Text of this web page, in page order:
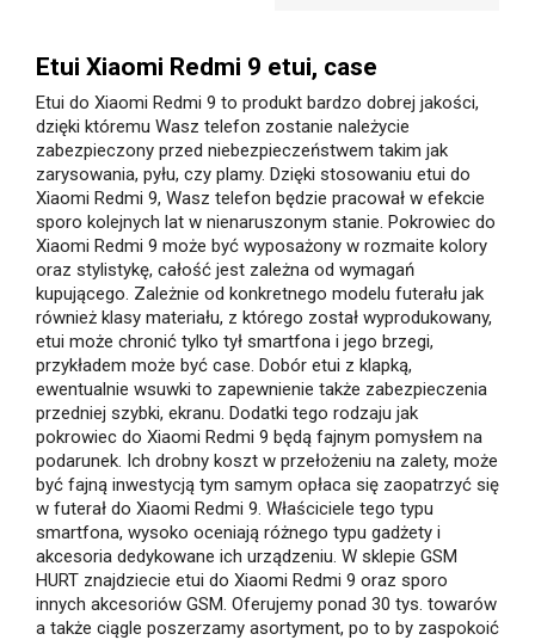
Etui Xiaomi Redmi 9 etui, case
Etui do Xiaomi Redmi 9 to produkt bardzo dobrej jakości,
dzięki któremu Wasz telefon zostanie należycie
zabezpieczony przed niebezpieczeństwem takim jak
zarysowania, pyłu, czy plamy. Dzięki stosowaniu etui do
Xiaomi Redmi 9, Wasz telefon będzie pracował w efekcie
sporo kolejnych lat w nienaruszonym stanie. Pokrowiec do
Xiaomi Redmi 9 może być wyposażony w rozmaite kolory
oraz stylistykę, całość jest zależna od wymagań
kupującego. Zależnie od konkretnego modelu futerału jak
również klasy materiału, z którego został wyprodukowany,
etui może chronić tylko tył smartfona i jego brzegi,
przykładem może być case. Dobór etui z klapką,
ewentualnie wsuwki to zapewnienie także zabezpieczenia
przedniej szybki, ekranu. Dodatki tego rodzaju jak
pokrowiec do Xiaomi Redmi 9 będą fajnym pomysłem na
podarunek. Ich drobny koszt w przełożeniu na zalety, może
być fajną inwestycją tym samym opłaca się zaopatrzyć się
w futerał do Xiaomi Redmi 9. Właściciele tego typu
smartfona, wysoko oceniają różnego typu gadżety i
akcesoria dedykowane ich urządzeniu. W sklepie GSM
HURT znajdziecie etui do Xiaomi Redmi 9 oraz sporo
innych akcesoriów GSM. Oferujemy ponad 30 tys. towarów
a także ciągle poszerzamy asortyment, po to by zaspokoić